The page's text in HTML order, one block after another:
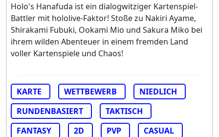
Holo's Hanafuda ist ein dialogwitziger Kartenspiel-
Battler mit hololive-Faktor! Stoße zu Nakiri Ayame,
Shirakami Fubuki, Ookami Mio und Sakura Miko bei
ihrem wilden Abenteuer in einem fremden Land
voller Kartenspiele und Chaos!
KARTE WETTBEWERB
NIEDLICH
RUNDENBASIERT
TAKTISCH
FANTASY
2D PVP
CASUAL